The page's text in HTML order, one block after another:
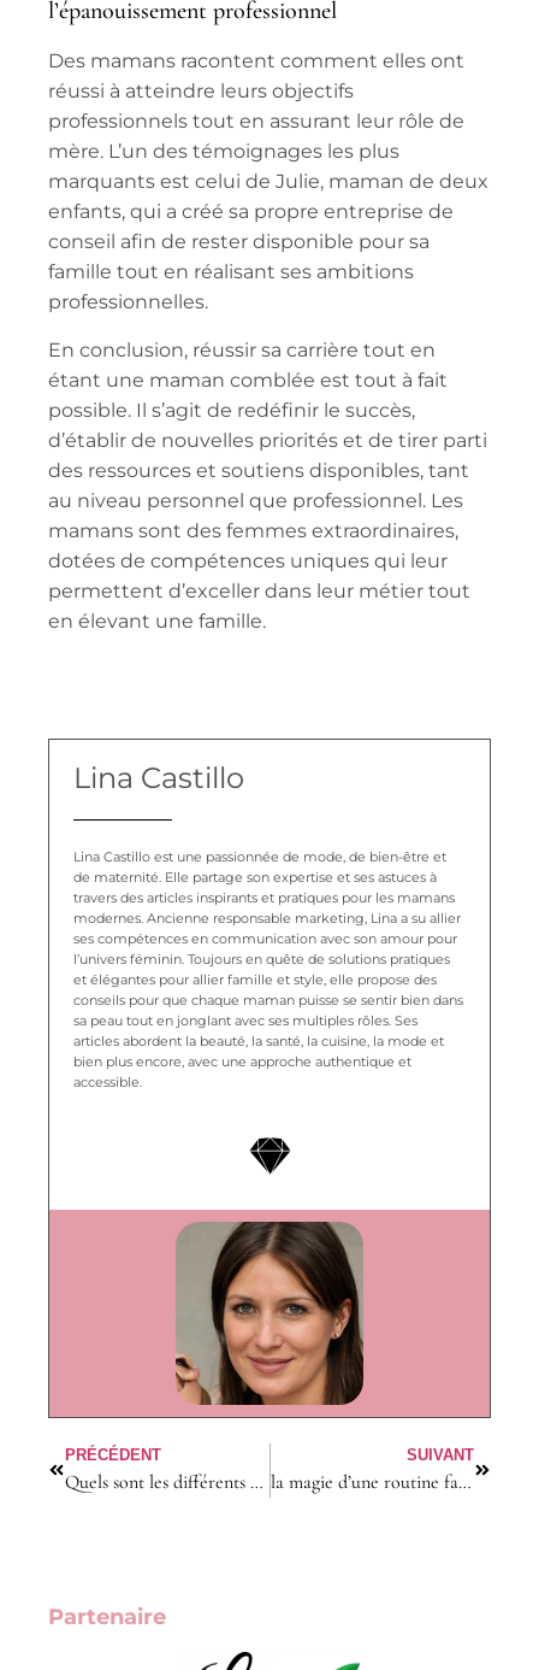
l’épanouissement professionnel
Des mamans racontent comment elles ont
réussi à atteindre leurs objectifs
professionnels tout en assurant leur rôle de
mère. L’un des témoignages les plus
marquants est celui de Julie, maman de deux
enfants, qui a créé sa propre entreprise de
conseil afin de rester disponible pour sa
famille tout en réalisant ses ambitions
professionnelles.
En conclusion, réussir sa carrière tout en
étant une maman comblée est tout à fait
possible. Il s’agit de redéfinir le succès,
d’établir de nouvelles priorités et de tirer parti
des ressources et soutiens disponibles, tant
au niveau personnel que professionnel. Les
mamans sont des femmes extraordinaires,
dotées de compétences uniques qui leur
permettent d’exceller dans leur métier tout
en élevant une famille.
Lina Castillo
Lina Castillo est une passionnée de mode, de bien-être et
de maternité. Elle partage son expertise et ses astuces à
travers des articles inspirants et pratiques pour les mamans
modernes. Ancienne responsable marketing, Lina a su allier
ses compétences en communication avec son amour pour
l’univers féminin. Toujours en quête de solutions pratiques
et élégantes pour allier famille et style, elle propose des
conseils pour que chaque maman puisse se sentir bien dans
sa peau tout en jonglant avec ses multiples rôles. Ses
articles abordent la beauté, la santé, la cuisine, la mode et
bien plus encore, avec une approche authentique et
accessible.
PRÉCÉDENT
Quels sont les différents types de mocassins ?
SUIVANT
la magie d’une routine familiale qui transforme le quotidien des femmes
Partenaire